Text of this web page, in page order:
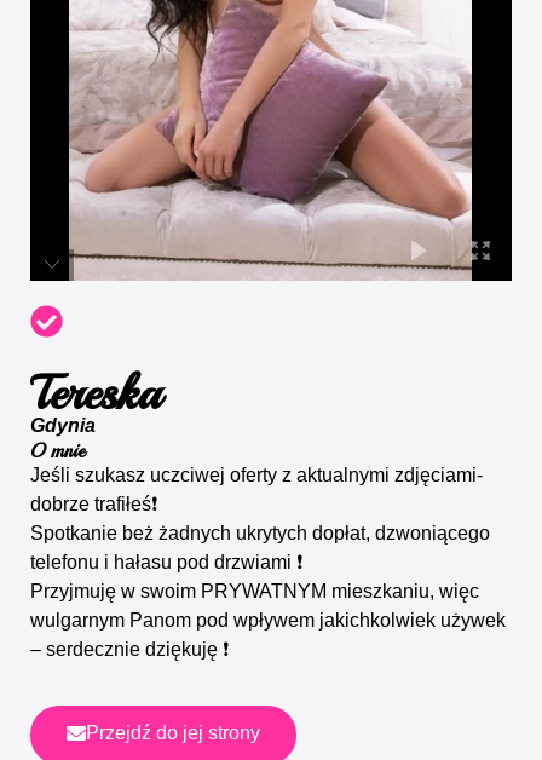
Tereska
Gdynia
O mnie
Jeśli szukasz uczciwej oferty z aktualnymi zdjęciami-
dobrze trafiłeś❗️
Spotkanie beż żadnych ukrytych dopłat, dzwoniącego
telefonu i hałasu pod drzwiami ❗️
Przyjmuję w swoim PRYWATNYM mieszkaniu, więc
wulgarnym Panom pod wpływem jakichkolwiek używek
– serdecznie dziękuję ❗️
Przejdź do jej strony